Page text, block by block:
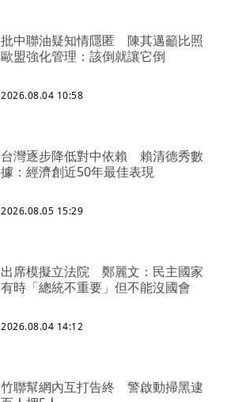
批中聯油疑知情隱匿 陳其邁籲比照
歐盟強化管理：該倒就讓它倒
2026.08.04 10:58
台灣逐步降低對中依賴 賴清德秀數
據：經濟創近50年最佳表現
2026.08.05 15:29
出席模擬立法院 鄭麗文：民主國家
有時「總統不重要」但不能沒國會
2026.08.04 14:12
竹聯幫網內互打告終 警啟動掃黑逮